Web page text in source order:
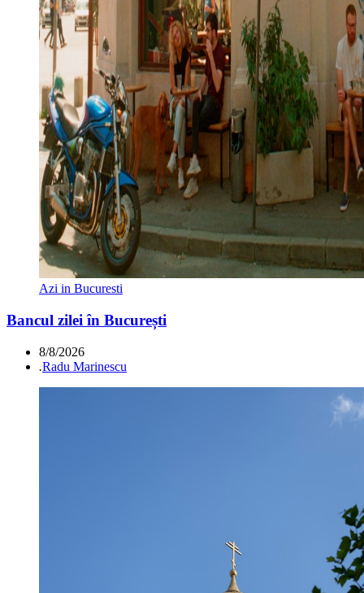
Azi in Bucuresti
Bancul zilei în București
8/8/2026
.Radu Marinescu